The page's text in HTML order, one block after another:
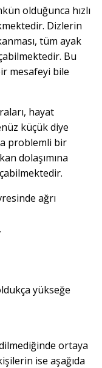
olduğunca hızlı
Dizlerin
tüm ayak
Bu
mesafeyi bile
hayat
küçük diye
problemli bir
dolaşımına
ağrı
yükseğe
ortaya
ise aşağıda